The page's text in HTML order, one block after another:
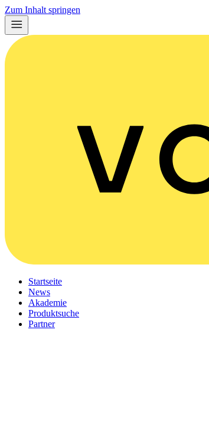
Zum Inhalt springen
Startseite
News
Akademie
Produktsuche
Partner